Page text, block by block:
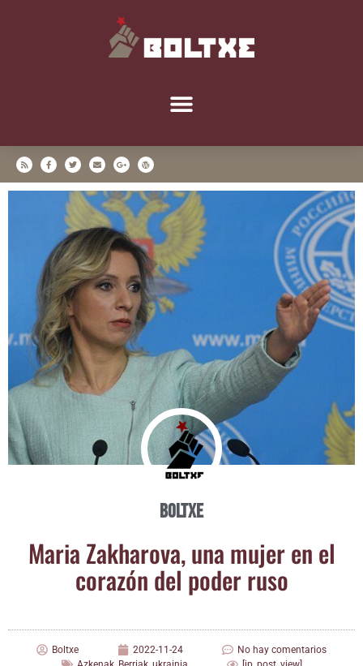
Boltxe
Maria Zakha­ro­va, una mujer en el
cora­zón del poder ruso
Boltxe 2022-11-24
No hay comentarios